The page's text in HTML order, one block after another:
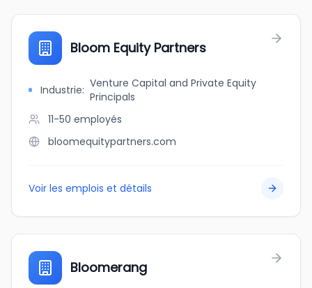
Bloom Equity Partners
Industrie: Venture Capital and Private Equity
Principals
11-50 employés
bloomequitypartners.com
Voir les emplois et détails
Bloomerang